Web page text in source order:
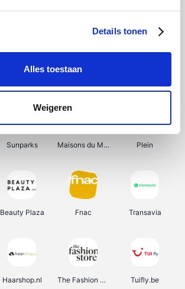
Details tonen
Alles toestaan
Weigeren
Shein Pazzox Manutan
Sunparks Maisons du Monde Plein
Beauty Plaza Fnac Transavia
Haarshop.nl The Fashion Store Tuifly.be